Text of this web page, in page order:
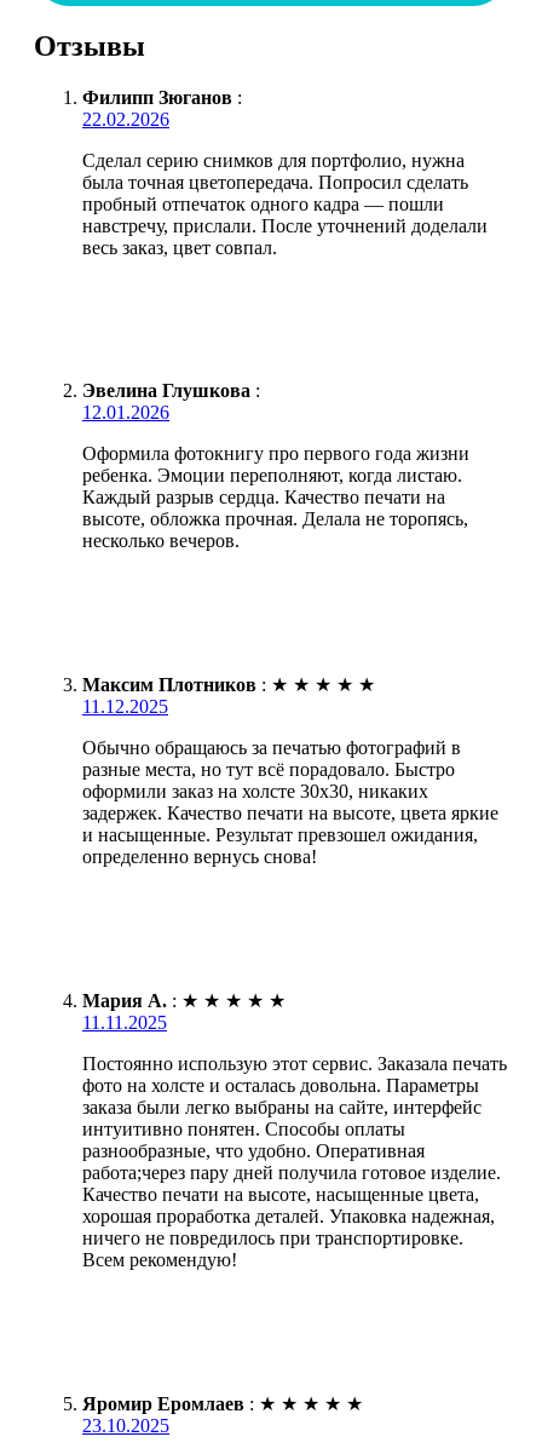
Отзывы
Филипп Зюганов :
22.02.2026
Сделал серию снимков для портфолио, нужна
была точная цветопередача. Попросил сделать
пробный отпечаток одного кадра — пошли
навстречу, прислали. После уточнений доделали
весь заказ, цвет совпал.
Эвелина Глушкова :
12.01.2026
Оформила фотокнигу про первого года жизни
ребенка. Эмоции переполняют, когда листаю.
Каждый разрыв сердца. Качество печати на
высоте, обложка прочная. Делала не торопясь,
несколько вечеров.
Максим Плотников : ★ ★ ★ ★ ★
11.12.2025
Обычно обращаюсь за печатью фотографий в
разные места, но тут всё порадовало. Быстро
оформили заказ на холсте 30х30, никаких
задержек. Качество печати на высоте, цвета яркие
и насыщенные. Результат превзошел ожидания,
определенно вернусь снова!
Мария А. : ★ ★ ★ ★ ★
11.11.2025
Постоянно использую этот сервис. Заказала печать
фото на холсте и осталась довольна. Параметры
заказа были легко выбраны на сайте, интерфейс
интуитивно понятен. Способы оплаты
разнообразные, что удобно. Оперативная
работа;через пару дней получила готовое изделие.
Качество печати на высоте, насыщенные цвета,
хорошая проработка деталей. Упаковка надежная,
ничего не повредилось при транспортировке.
Всем рекомендую!
Яромир Еромлаев : ★ ★ ★ ★ ★
23.10.2025